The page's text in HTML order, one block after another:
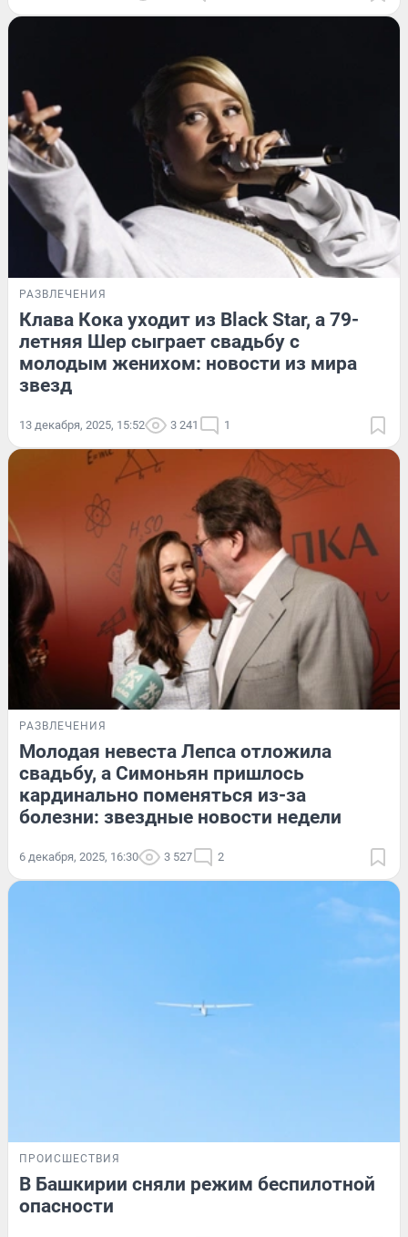
РАЗВЛЕЧЕНИЯ
Клава Кока уходит из Black Star, а 79-
летняя Шер сыграет свадьбу с
молодым женихом: новости из мира
звезд
13 декабря, 2025, 15:52 3 241 1
РАЗВЛЕЧЕНИЯ
Молодая невеста Лепса отложила
свадьбу, а Симоньян пришлось
кардинально поменяться из-за
болезни: звездные новости недели
6 декабря, 2025, 16:30 3 527 2
ПРОИСШЕСТВИЯ
В Башкирии сняли режим беспилотной
опасности